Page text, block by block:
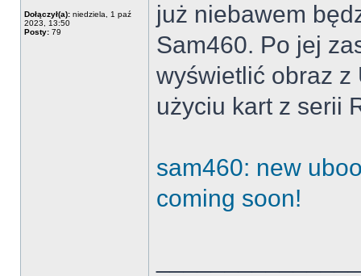
Dołączył(a): niedziela, 1 paź
2023, 13:50
Posty: 79
już niebawem
Sam460. Po jej
wyświetlić obraz z
użyciu kart z serii
sam460: new
coming soon!